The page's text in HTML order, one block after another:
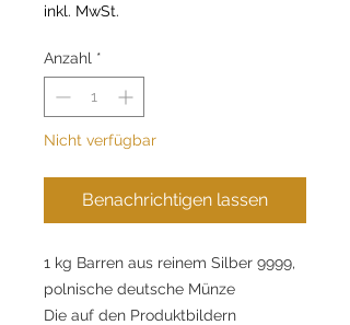
inkl. MwSt.
Anzahl *
Nicht verfügbar
Benachrichtigen lassen
1 kg Barren aus reinem Silber 9999,
polnische deutsche Münze
Die auf den Produktbildern